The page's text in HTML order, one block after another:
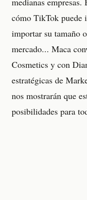
cómo TikTok puede
importar su tamaño
mercado... Maca
Cosmetics y con
estratégicas de
nos mostrarán que
posibilidades para